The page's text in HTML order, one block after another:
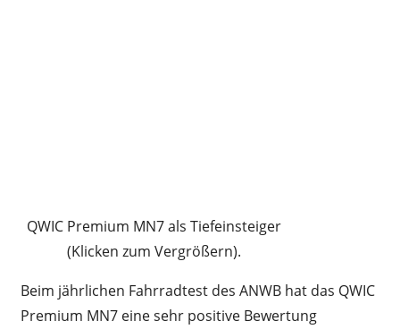
QWIC Premium MN7 als Tiefeinsteiger
(Klicken zum Vergrößern).
Beim jährlichen Fahrradtest des ANWB hat das QWIC
Premium MN7 eine sehr positive Bewertung